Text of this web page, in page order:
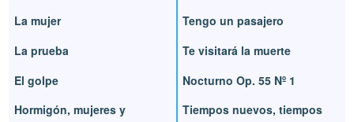
La mujer
La prueba
El golpe
Hormigón, mujeres y
Tengo un pasajero
Te visitará la muerte
Nocturno Op. 55 Nº 1
Tiempos nuevos, tiempos